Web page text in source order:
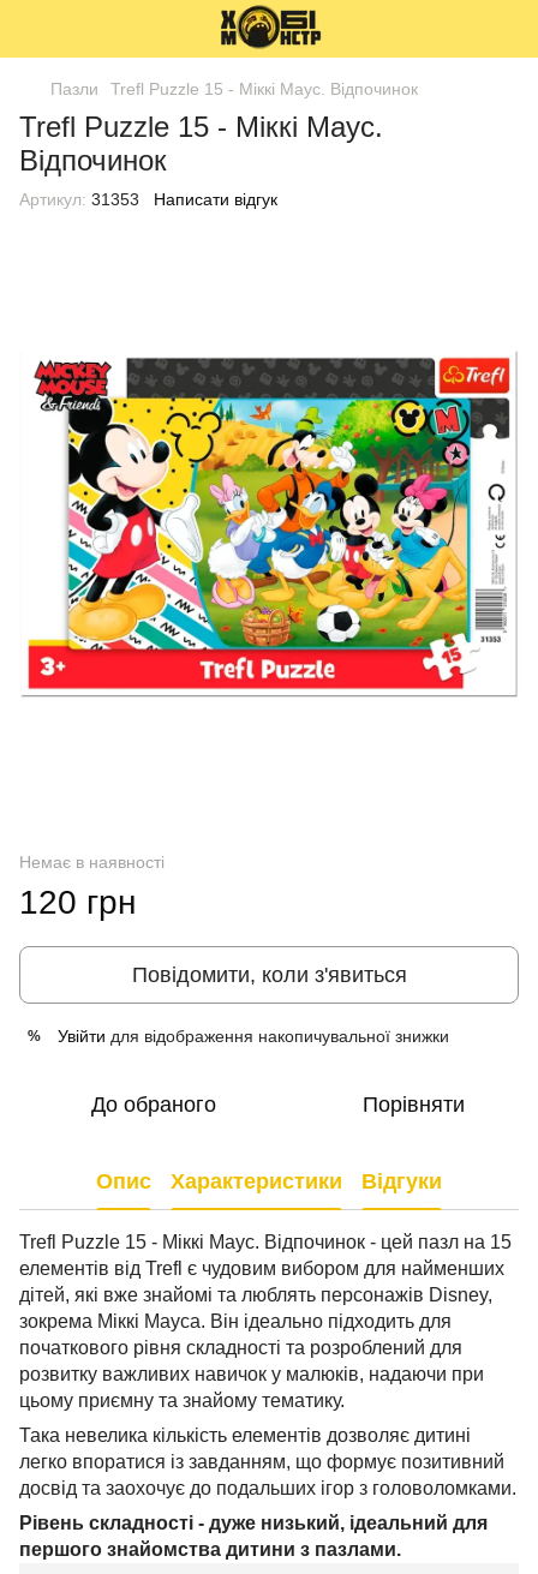
Пазли Trefl Puzzle 15 - Міккі Маус. Відпочинок
Trefl Puzzle 15 - Міккі Маус.
Відпочинок
Артикул: 31353 Написати відгук
Немає в наявності
120 грн
Повідомити, коли з'явиться
% Увійти для відображення накопичувальної знижки
До обраного Порівняти
Опис Характеристики Відгуки
Trefl Puzzle 15 - Міккі Маус. Відпочинок - цей пазл на 15
елементів від Trefl є чудовим вибором для найменших
дітей, які вже знайомі та люблять персонажів Disney,
зокрема Міккі Мауса. Він ідеально підходить для
початкового рівня складності та розроблений для
розвитку важливих навичок у малюків, надаючи при
цьому приємну та знайому тематику.
Така невелика кількість елементів дозволяє дитині
легко впоратися із завданням, що формує позитивний
досвід та заохочує до подальших ігор з головоломками.
Рівень складності - дуже низький, ідеальний для
першого знайомства дитини з пазлами.